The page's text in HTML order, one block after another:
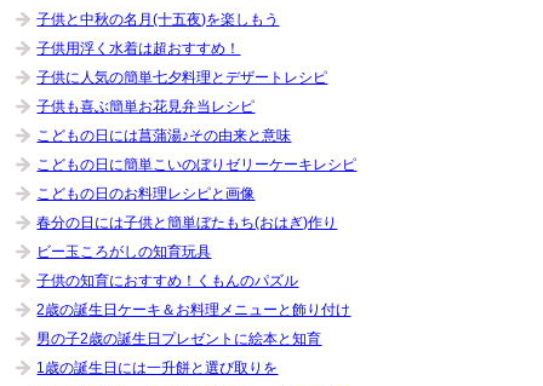
子供と中秋の名月(十五夜)を楽しもう
子供用浮く水着は超おすすめ！
子供に人気の簡単七夕料理とデザートレシピ
子供も喜ぶ簡単お花見弁当レシピ
こどもの日には菖蒲湯♪その由来と意味
こどもの日に簡単こいのぼりゼリーケーキレシピ
こどもの日のお料理レシピと画像
春分の日には子供と簡単ぼたもち(おはぎ)作り
ビー玉ころがしの知育玩具
子供の知育におすすめ！くもんのパズル
2歳の誕生日ケーキ＆お料理メニューと飾り付け
男の子2歳の誕生日プレゼントに絵本と知育
1歳の誕生日には一升餅と選び取りを